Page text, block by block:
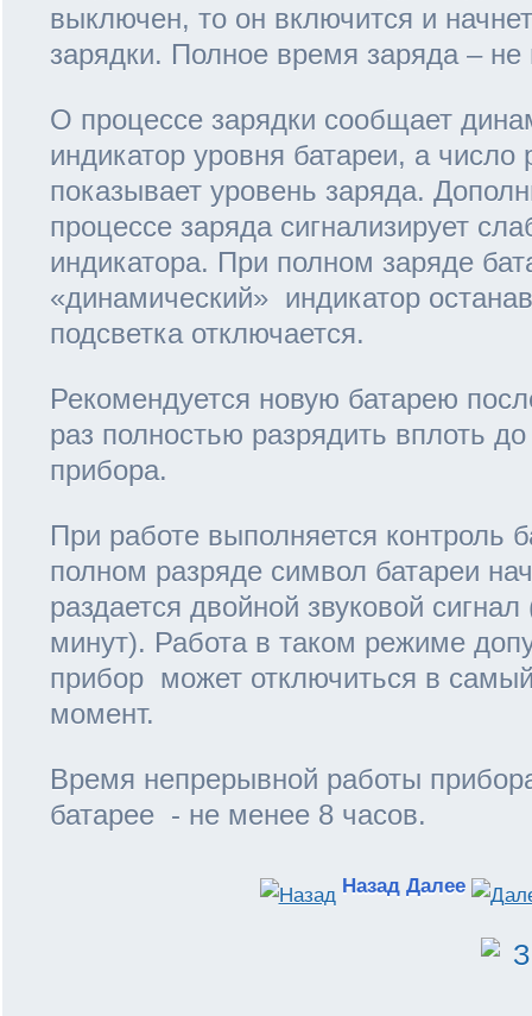
выключен, то он включится и
зарядки. Полное время заряда –
О процессе зарядки сообщает
индикатор уровня батареи, а
показывает уровень заряда.
процессе заряда сигнализирует
индикатора. При полном заряде
«динамический» индикатор
подсветка отключается.
Рекомендуется новую батарею
раз полностью разрядить вплоть
прибора.
При работе выполняется контроль
полном разряде символ батареи
раздается двойной звуковой
минут). Работа в таком режиме
прибор может отключиться в
момент.
Время непрерывной работы
батарее - не менее 8 часов.
Назад Далее